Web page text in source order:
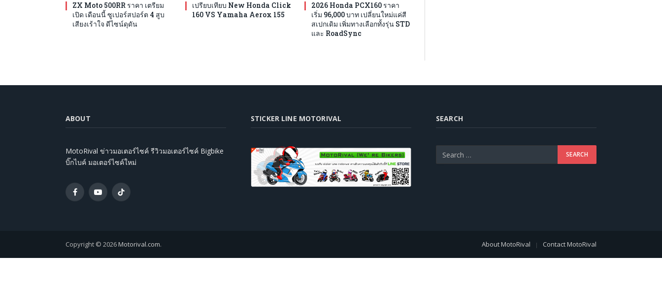
ZX Moto 500RR ราคา เตรียม
เปิด เดือนนี้ ซูเปอร์สปอร์ต 4 สูบ
เสียงเร้าใจ ดีไซน์ดุดัน
เปรียบเทียบ New Honda Click
160 VS Yamaha Aerox 155
2026 Honda PCX160 ราคา
เริ่ม 96,000 บาท เปลี่ยนใหม่แค่สี
สเปกเดิม เพิ่มทางเลือกทั้งรุ่น STD
และ RoadSync
ABOUT
MotoRival ข่าวมอเตอร์ไซค์ รีวิวมอเตอร์ไซค์ Bigbike
บิ๊กไบค์ มอเตอร์ไซค์ใหม่
FacebookYouTubeTikTok
STICKER LINE MOTORIVAL SEARCH
Copyright © 2026Motorival.com. About MotoRival Contact MotoRival